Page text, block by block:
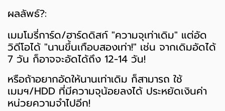
ผลลัพธ์?:
เมมโมรี่การ์ด/ฮาร์ดดิสก์ "ความจุเท่าเดิม" แต่อัด
วิดีโอได้ "นานขึ้นเกือบสองเท่า!" เช่น จากเดิมอัดได้
7 วัน ก็อาจจะอัดได้ถึง 12-14 วัน!
หรือถ้าอยากอัดให้นานเท่าเดิม ก็สามารถ ใช้
เมมฯ/HDD ที่มีความจุน้อยลงได้ ประหยัดเงินค่า
หน่วยความจำไปอีก!